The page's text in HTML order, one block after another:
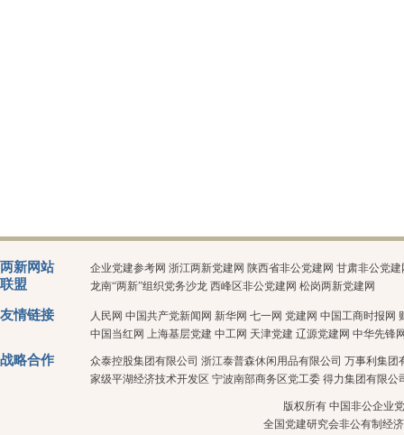
两新网站
联盟
企业党建参考网 浙江两新党建网 陕西省非公党建网 甘肃非公党建
龙南“两新”组织党务沙龙 西峰区非公党建网 松岗两新党建网
友情链接 人民网 中国共产党新闻网 新华网 七一网 党建网 中国工商时报网
中国当红网 上海基层党建 中工网 天津党建 辽源党建网 中华先锋
战略合作 众泰控股集团有限公司 浙江泰普森休闲用品有限公司 万事利集团
家级平湖经济技术开发区 宁波南部商务区党工委 得力集团有限公
版权所有 中国非公企业
全国党建研究会非公有制经